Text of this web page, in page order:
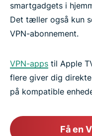
smartgadgets i
Det tæller også kun
VPN-abonnement.
VPN-apps til Apple
flere giver dig
på kompatible
Få en